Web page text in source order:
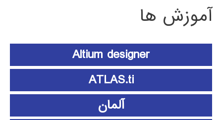
آموزش ها
Altium designer
ATLAS.ti
آلمان